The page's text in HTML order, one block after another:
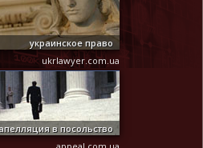
украинское право
ukrlawyer.com.ua
в посольство